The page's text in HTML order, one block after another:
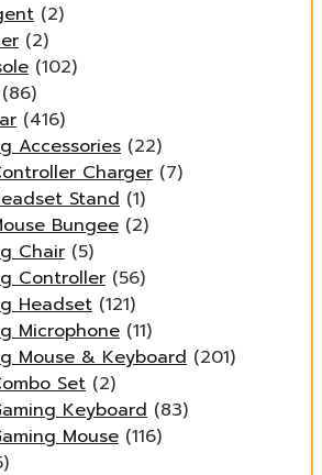
(2)
(2)
(102)
(86)
(416)
Accessories (22)
Charger (7)
Stand (1)
Bungee (2)
Chair (5)
Controller (56)
Headset (121)
Microphone (11)
Mouse & Keyboard (201)
Set (2)
Keyboard (83)
Mouse (116)